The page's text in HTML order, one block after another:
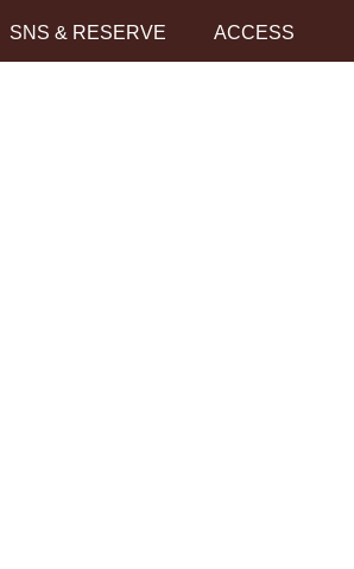
SNS & RESERVE ACCESS